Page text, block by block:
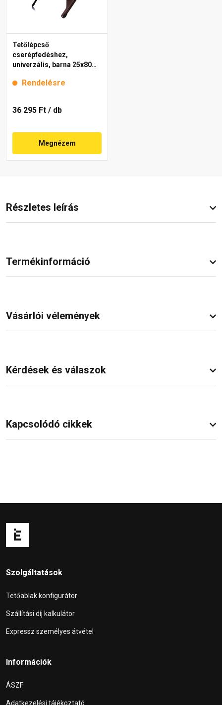
Tetőlépcső
cserépfedéshez,
univerzális, barna 25x80
Rendelésre
36 295 Ft / db
Megnézem
Részletes leírás
Termékinformáció
Vásárlói vélemények
Kérdések és válaszok
Kapcsolódó cikkek
Szolgáltatások
Tetőablak konfigurátor
Szállítási díj kalkulátor
Expressz személyes átvétel
Információk
ÁSZF
Adatkezelési tájékoztató